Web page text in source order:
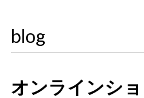
blog
オンラインシ